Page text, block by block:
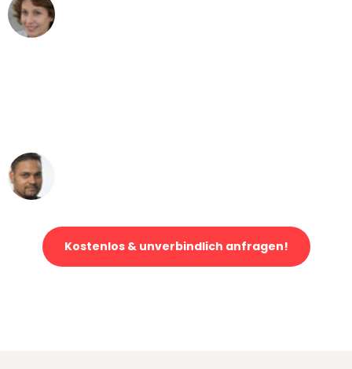
Kostenlos & unverbindlich anfragen!